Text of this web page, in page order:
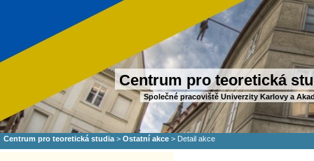
Centrum pro teoretická
Společné pracoviště Univerzity Karlovy a
Centrum pro teoretická studia > Ostatní akce > Detail akce